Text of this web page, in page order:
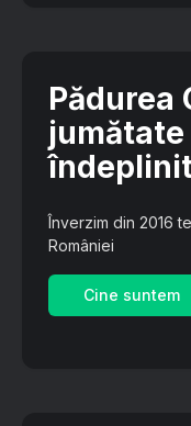
Pădurea
Înverzim din 2016
României
Cine suntem